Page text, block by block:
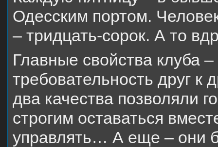
Одесским портом.
– тридцать-сорок. А то
Главные свойства клуба
требовательность друг к
два качества позволяли
строгим оставаться
управлять… А еще – они